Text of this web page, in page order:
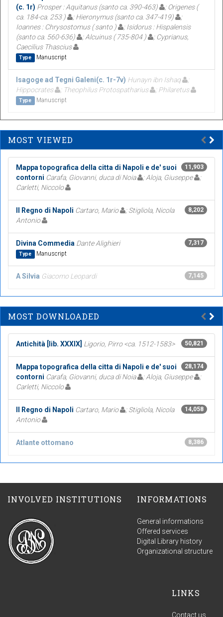
(c. 1r) Prosper : Aquitanus (santo ca. 390-463)
; Origenes (
ca. 184-ca. 253 )
; Hieronymus (santo ca. 347-419)
;
Ioannes : Chrysostomus ( santo )
; Isidorus : Hispalensis
(santo ca. 560-636)
; Alcuinus ( 735-804 )
; Cyprianus,
Caecilius Thascius
Type Manuscript
Isagoge ad Tegni Galeni(c. 1r-7v) Hunayn ibn Ishaq
Hippocrates
; Theophilus Protospatharius ; Philaretus
Type Manuscript
MOST VIEWED
11,903
Mappa topografica della citta di Napoli e de' suoi
contorni Carafa, Giovanni, duca di Noia ; Aloja, Giuseppe
;
Carletti, Niccolo
8,202
Il Regno di Napoli Cartaro, Mario
; Stigliola, Nicola
Antonio
7,317
Divina Commedia Dante Alighieri
Type Manuscript
7,145
A Silvia Giacomo Leopardi
MOST DOWNLOADED
50,821
Antichità [lib. XXXIX] Ligorio, Pirro <ca. 1512-1583>
28,174
Mappa topografica della citta di Napoli e de' suoi
contorni Carafa, Giovanni, duca di Noia ; Aloja, Giuseppe
;
Carletti, Niccolo
14,058
Il Regno di Napoli Cartaro, Mario
; Stigliola, Nicola
Antonio
8,386
Atlante ottomano
INVOLVED INSTITUTIONS INFORMATIONS
General informations
Offered services
Digital Library history
Organizational structure
LINKS
Contact us